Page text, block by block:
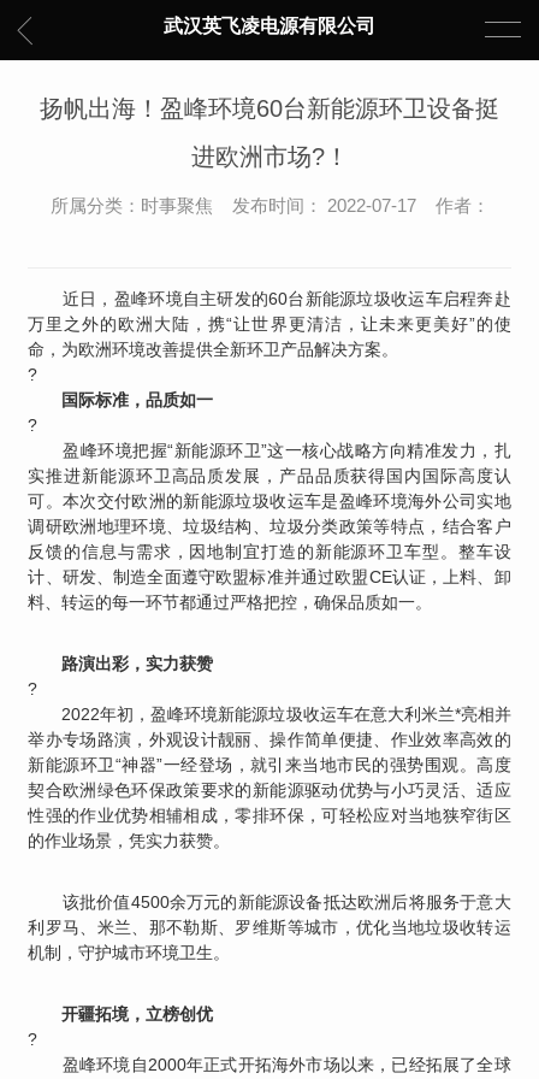
武汉英飞凌电源有限公司
扬帆出海！盈峰环境60台新能源环卫设备挺
进欧洲市场?！
所属分类：时事聚焦 发布时间： 2022-07-17 作者：
近日，盈峰环境自主研发的60台新能源垃圾收运车启程奔赴
万里之外的欧洲大陆，携“让世界更清洁，让未来更美好”的使
命，为欧洲环境改善提供全新环卫产品解决方案。
?
国际标准，品质如一
?
盈峰环境把握“新能源环卫”这一核心战略方向精准发力，扎
实推进新能源环卫高品质发展，产品品质获得国内国际高度认
可。本次交付欧洲的新能源垃圾收运车是盈峰环境海外公司实地
调研欧洲地理环境、垃圾结构、垃圾分类政策等特点，结合客户
反馈的信息与需求，因地制宜打造的新能源环卫车型。整车设
计、研发、制造全面遵守欧盟标准并通过欧盟CE认证，上料、卸
料、转运的每一环节都通过严格把控，确保品质如一。
路演出彩，实力获赞
?
2022年初，盈峰环境新能源垃圾收运车在意大利米兰*亮相并
举办专场路演，外观设计靓丽、操作简单便捷、作业效率高效的
新能源环卫“神器”一经登场，就引来当地市民的强势围观。高度
契合欧洲绿色环保政策要求的新能源驱动优势与小巧灵活、适应
性强的作业优势相辅相成，零排环保，可轻松应对当地狭窄街区
的作业场景，凭实力获赞。
该批价值4500余万元的新能源设备抵达欧洲后将服务于意大
利罗马、米兰、那不勒斯、罗维斯等城市，优化当地垃圾收转运
机制，守护城市环境卫生。
开疆拓境，立榜创优
?
盈峰环境自2000年正式开拓海外市场以来，已经拓展了全球